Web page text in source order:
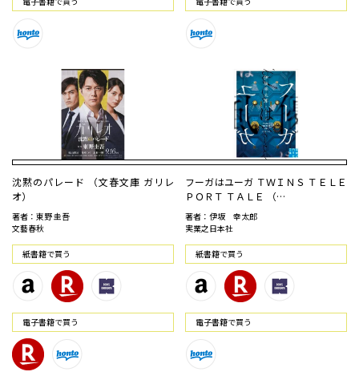
沈黙のパレード （文春文庫 ガリレ
オ）
著者：東野 圭吾
文藝春秋
紙書籍で買う
電⼦書籍で買う
フーガはユーガ ＴＷＩＮＳ ＴＥＬＥ
ＰＯＲＴ ＴＡＬＥ （…
著者：伊坂 幸太郎
実業之日本社
紙書籍で買う
電⼦書籍で買う